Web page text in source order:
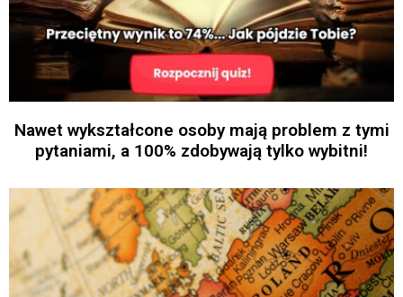
Nawet wykształcone osoby mają problem z tymi
pytaniami, a 100% zdobywają tylko wybitni!